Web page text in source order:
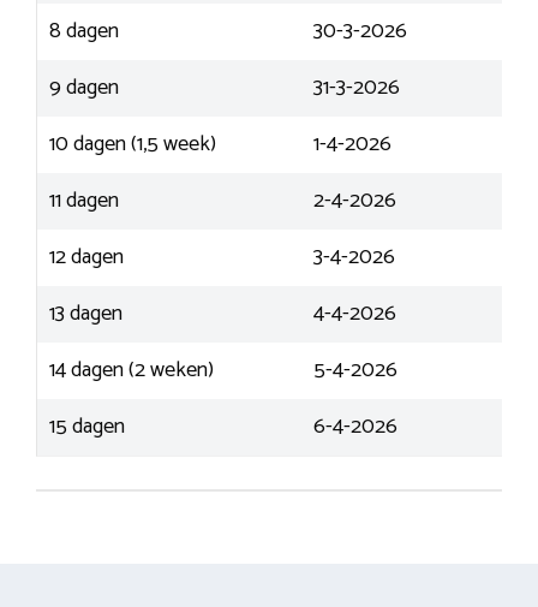
8 dagen
30-3-2026
9 dagen
31-3-2026
10 dagen (1,5 week)
1-4-2026
11 dagen
2-4-2026
12 dagen
3-4-2026
13 dagen
4-4-2026
14 dagen (2 weken)
5-4-2026
15 dagen
6-4-2026